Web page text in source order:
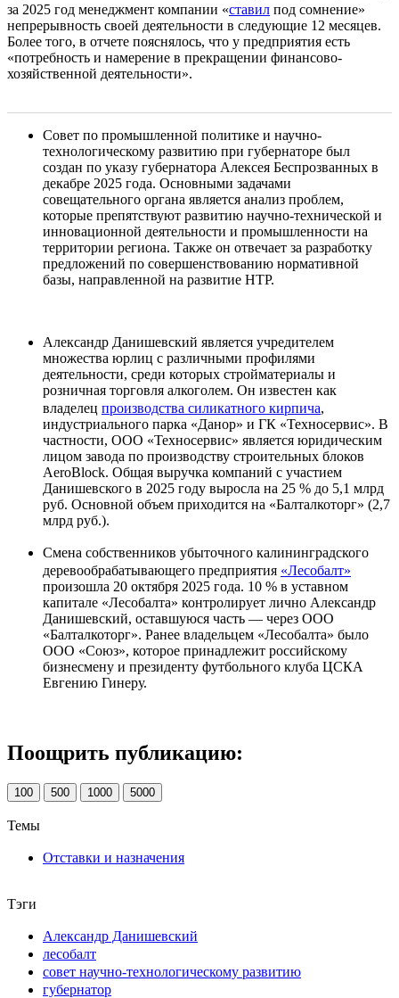
за 2025 год менеджмент компании «ставил под сомнение»
непрерывность своей деятельности в следующие 12 месяцев.
Более того, в отчете пояснялось, что у предприятия есть
«потребность и намерение в прекращении финансово-
хозяйственной деятельности».
Совет по промышленной политике и научно-
технологическому развитию при губернаторе был
создан по указу губернатора Алексея Беспрозванных в
декабре 2025 года. Основными задачами
совещательного органа является анализ проблем,
которые препятствуют развитию научно-технической и
инновационной деятельности и промышленности на
территории региона. Также он отвечает за разработку
предложений по совершенствованию нормативной
базы, направленной на развитие НТР.
Александр Данишевский является учредителем
множества юрлиц с различными профилями
деятельности, среди которых стройматериалы и
розничная торговля алкоголем. Он известен как
владелец производства силикатного кирпича,
индустриального парка «Данор» и ГК «Техносервис». В
частности, ООО «Техносервис» является юридическим
лицом завода по производству строительных блоков
AeroBlock. Общая выручка компаний с участием
Данишевского в 2025 году выросла на 25 % до 5,1 млрд
руб. Основной объем приходится на «Балталкоторг» (2,7
млрд руб.).
Смена собственников убыточного калининградского
деревообрабатывающего предприятия «Лесобалт»
произошла 20 октября 2025 года. 10 % в уставном
капитале «Лесобалта» контролирует лично Александр
Данишевский, оставшуюся часть — через ООО
«Балталкоторг». Ранее владельцем «Лесобалта» было
ООО «Союз», которое принадлежит российскому
бизнесмену и президенту футбольного клуба ЦСКА
Евгению Гинеру.
Поощрить публикацию:
100 500 1000 5000
Темы
Отставки и назначения
Тэги
Александр Данишевский
лесобалт
совет научно-технологическому развитию
губернатор